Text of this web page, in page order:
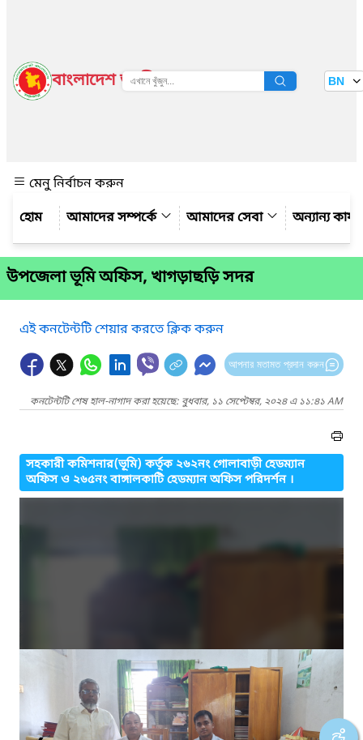
বাংলাদেশ জাতীয় তথ্য বাতায়ন BN
মেনু নির্বাচন করুন
আমাদের সম্পর্কে
আমাদের সেবা অন্যান্য
উপজেলা ভূমি অফিস, খাগড়াছড়ি সদর
এই কনটেন্টটি শেয়ার করতে ক্লিক করুন
আপনার মতামত প্রদান করুন
কনটেন্টটি শেষ হাল-নাগাদ করা হয়েছে: বুধবার, ১১ সেপ্টেম্বর, ২০২৪ এ ১১:৪১ AM
সহকারী কমিশনার(ভূমি) কর্তৃক ২৬২নং গোলাবাড়ী হেডম্যান
অফিস ও ২৬৫নং বাঙ্গালকাটি হেডম্যান অফিস পরিদর্শন ।